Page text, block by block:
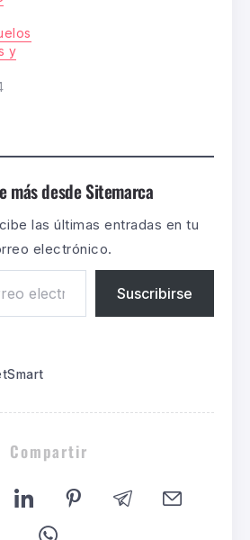
y
más desde Sitemarca
las últimas entradas en tu
electrónico.
Suscribirse
Compartir